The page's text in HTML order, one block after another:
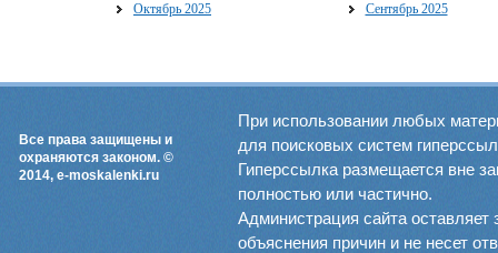
Октябрь 2025
Сентябрь 2025
Все права защищены и
охраняются законом. ©
2014, e-moskalenki.ru
При использовании любых
для поисковых систем
Гиперссылка размещается вне
полностью или частично.
Администрация сайта оставляет
объяснения причин и не несет